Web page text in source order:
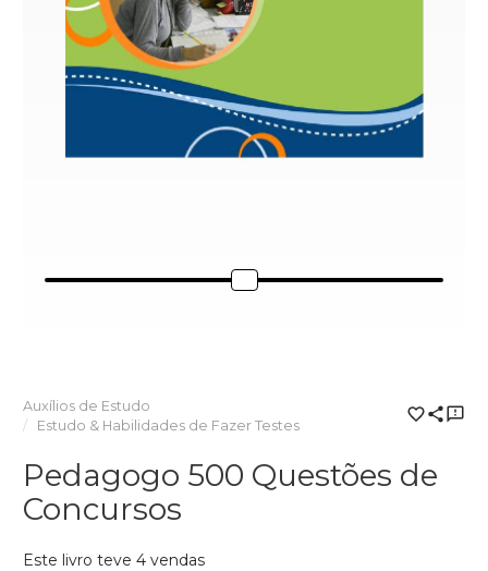
Auxílios de Estudo
Estudo & Habilidades de Fazer Testes
Pedagogo 500 Questões de
Concursos
Este livro teve 4 vendas